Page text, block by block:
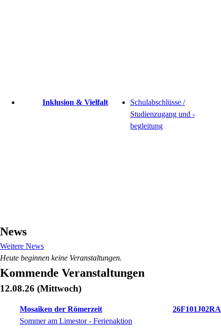
Inklusion & Vielfalt
Schulabschlüsse /
Studienzugang und -
begleitung
News
Weitere News
Heute beginnen keine Veranstaltungen.
Kommende Veranstaltungen
12.08.26 (Mittwoch)
Mosaiken der Römerzeit
26F101J02RA
Sommer am Limestor - Ferienaktion